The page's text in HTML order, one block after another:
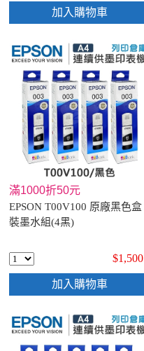
加入購物車
滿1000折50元
EPSON T00V100 原廠黑色盒
裝墨水組(4黑)
$1,500
加入購物車